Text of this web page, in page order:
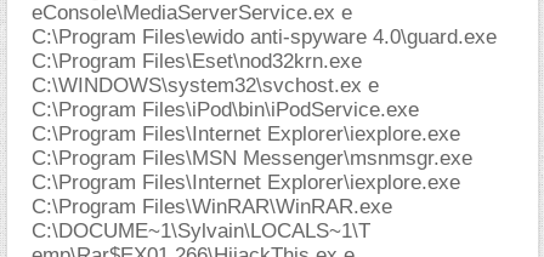
eConsole\MediaServerService.ex e
C:\Program Files\ewido anti-spyware 4.0\guard.exe
C:\Program Files\Eset\nod32krn.exe
C:\WINDOWS\system32\svchost.ex e
C:\Program Files\iPod\bin\iPodService.exe
C:\Program Files\Internet Explorer\iexplore.exe
C:\Program Files\MSN Messenger\msnmsgr.exe
C:\Program Files\Internet Explorer\iexplore.exe
C:\Program Files\WinRAR\WinRAR.exe
C:\DOCUME~1\Sylvain\LOCALS~1\T